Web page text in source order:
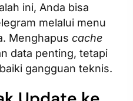
ini, Anda bisa
melalui menu
Menghapus cache
data penting, tetapi
gangguan teknis.